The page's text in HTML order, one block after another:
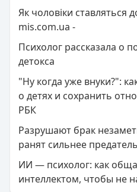
Як чоловіки ставляться
mis.com.ua -
Психолог рассказала о
детокса
"Ну когда уже внуки?":
о детях и сохранить
РБК
Разрушают брак
ранят сильнее
ИИ — психолог: как
интеллектом, чтобы не